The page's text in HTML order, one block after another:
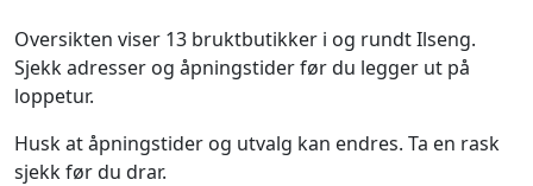
Oversikten viser 13 bruktbutikker i og rundt Ilseng.
Sjekk adresser og åpningstider før du legger ut på
loppetur.
Husk at åpningstider og utvalg kan endres. Ta en rask
sjekk før du drar.